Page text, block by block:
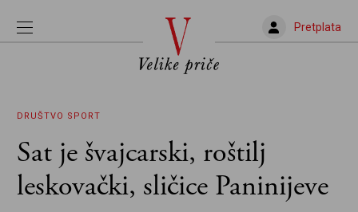
Pretplata
DRUŠTVO SPORT
Sat je švajcarski, roštilj
leskovački, sličice Paninijeve